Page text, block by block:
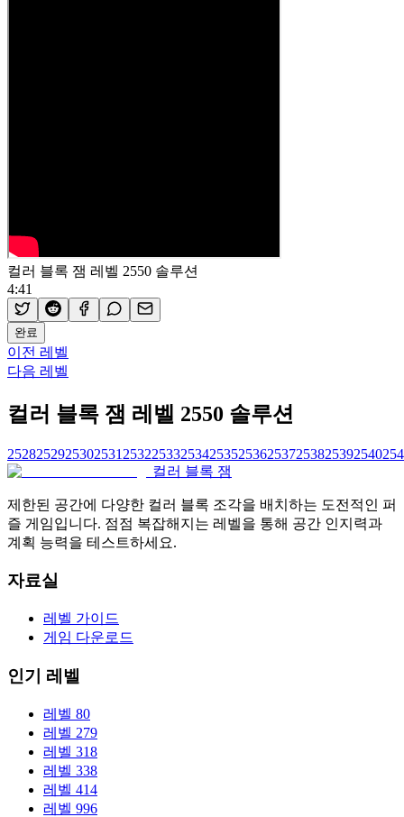
컬러 블록 잼 레벨 2550 솔루션
4:41
완료
이전 레벨
다음 레벨
컬러 블록 잼 레벨 2550 솔루션
2528252925302531 253225332534253525362537253825392540
컬러 블록 잼
제한된 공간에 다양한 컬러 블록 조각을 배치하는 도전적인 퍼
즐 게임입니다. 점점 복잡해지는 레벨을 통해 공간 인지력과
계획 능력을 테스트하세요.
자료실
레벨 가이드
게임 다운로드
인기 레벨
레벨 80
레벨 279
레벨 318
레벨 338
레벨 414
레벨 996